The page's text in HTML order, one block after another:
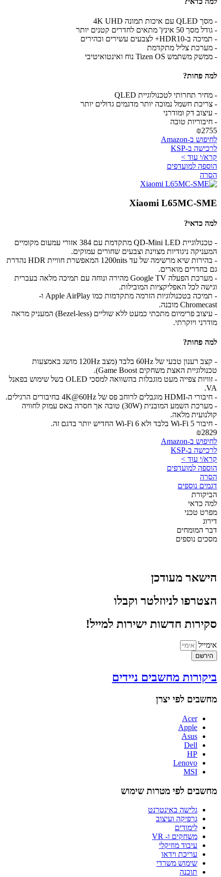
- מסך QLED עם איכות תמונה 4K UHD
- גודל מסך 50 אינץ' מתאים לחדרים קטנים יותר
- תמיכה ב-HDR10+ לצבעים עשירים ובהירים
- מערכת צליל מתקדמת
- ממשק משתמש Tizen OS נוח ואינטואיטיבי
למה פחות?
- מחיר תחרותי לטכנולוגיית QLED
- צריכת חשמל נמוכה יותר מדגמים גדולים יותר
- עיצוב דק ומודרני
- חיבוריות טובה
₪2755
לחיפוש ב-Amazon
לרכישה ב-KSP
קרא/י עוד >
הוספה למועדפים
הסרה
Xiaomi L65MC-SME
למה כדאי?
- טכנולוגיית QD-Mini LED מתקדמת עם 384 אזורי עמעום מקומיים
המעניקה ניגודיות מצוינת וצבעים שחורים עמוקים.
- בהירות שיא מרשימה של עד 1200nits המאפשרת חוויית HDR נהדרת
גם בחדרים מוארים.
- מערכת הפעלה Google TV מהירה ונוחה עם תמיכה מלאה בעברית
וגישה לכל האפליקציות המובילות.
- תמיכה בטכנולוגיות הזרמה מתקדמות כמו Apple AirPlay ו-
Chromecast מובנה.
- עיצוב פרימיום מתכתי כמעט ללא שוליים (Bezel-less) המעניק מראה
מודרני ויוקרתי.
למה פחות?
- קצב רענון טבעי של 60Hz בלבד (מצב 120Hz מושג באמצעות
טכנולוגיית האצת משחקים Game Boost).
- זוויות צפייה מעט מוגבלות בהשוואה למסכי OLED בשל שימוש בפאנל
VA.
- חיבורי ה-HDMI מוגבלים לרוחב פס של 4K@60Hz בחיבורים הרגילים.
- מערכת השמע המובנית (30W) טובה אך חסרה באס עמוק לחוויה
קולנועית מלאה.
- חיבור Wi-Fi 5 בלבד ולא Wi-Fi 6 החדיש יותר בדגם זה.
₪2829
לחיפוש ב-Amazon
לרכישה ב-KSP
קרא/י עוד >
הוספה למועדפים
הסרה
דגמים נוספים
הביקורת
למה כדאי
מפרט טכני
דירוג
דבר המומחים
מסכים נוספים
הישאר מעודכן
הצטרפו לניוזלטר וקבלו
סקירות חדשות ישירות למייל!
אימייל
הירשם
ביקורות מחשבים ניידים
מחשבים לפי יצרן
Acer
Apple
Asus
Dell
HP
Lenovo
MSI
מחשבים לפי מטרות שימוש
גלישה באינטרנט
גרפיקה ועיצוב
לימודים
משחקים ו- VR
עיבוד מוזיקלי
עריכת וידאו
שימוש משרדי
תוכנה